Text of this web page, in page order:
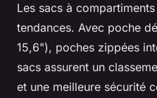
Les sacs à
tendances. Avec poche
15,6"), poches zippées
sacs assurent un
et une meilleure sécurité